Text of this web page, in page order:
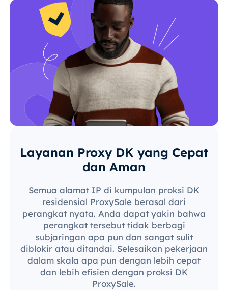
Layanan Proxy DK yang Cepat
dan Aman
Semua alamat IP di kumpulan proksi DK
residensial ProxySale berasal dari
perangkat nyata. Anda dapat yakin bahwa
perangkat tersebut tidak berbagi
subjaringan apa pun dan sangat sulit
diblokir atau ditandai. Selesaikan pekerjaan
dalam skala apa pun dengan lebih cepat
dan lebih efisien dengan proksi DK
ProxySale.